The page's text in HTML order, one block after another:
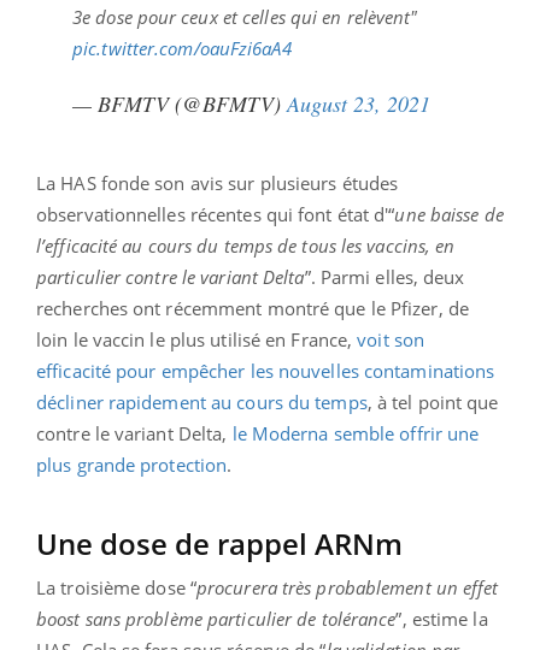
3e dose pour ceux et celles qui en relèvent"
pic.twitter.com/oauFzi6aA4
— BFMTV (@BFMTV)August 23, 2021
La HAS fonde son avis sur plusieurs études
observationnelles récentes qui font état d'“une baisse de
l’efficacité au cours du temps de tous les vaccins, en
particulier contre le variant Delta”. Parmi elles, deux
recherches ont récemment montré que le Pfizer, de
loin le vaccin le plus utilisé en France,voit son
efficacité pour empêcher les nouvelles contaminations
décliner rapidement au cours du temps, à tel point que
contre le variant Delta, le Moderna semble offrir une
plus grande protection.
Une dose de rappel ARNm
La troisième dose “procurera très probablement un effet
boost sans problème particulier de tolérance”, estime la